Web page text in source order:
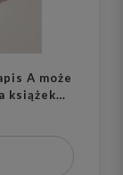
A może
książek